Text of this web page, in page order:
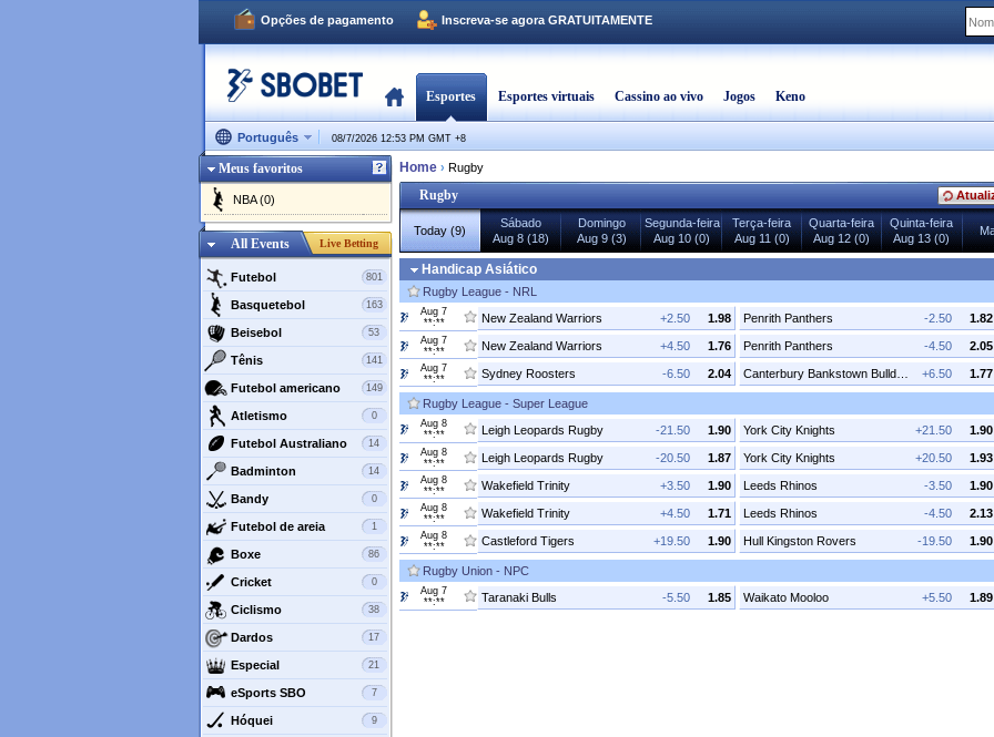
Opções de pagamento Inscreva-se agora GRATUITAMENTE
Esportes Esportes virtuais Cassino ao vivo Jogos Keno
Português 08/7/2026 12:53 PM GMT +8
Meus favoritos
NBA (0)
All Events Live Betting
Futebol 801
Basquetebol 163
Beisebol 53
Tênis 141
Futebol americano 149
Atletismo 0
Futebol Australiano 14
Badminton 14
Bandy 0
Futebol de areia 1
Boxe 86
Cricket 0
Ciclismo 38
Dardos 17
Especial 21
eSports SBO 7
Hóquei 9
Home› Rugby
Rugby
Today (9)
Sábado
Aug 8 (18)
Domingo
Aug 9 (3)
Segunda-feira
Aug 10 (0)
Terça-feira
Aug 11 (0)
Quarta-feira
Aug 12 (0)
Quinta-feira
Aug 13 (0)
Handicap Asiático
Rugby League - NRL
Aug 7
**:**
1.98
+2.50
New Zealand Warriors 1.82
-2.50
Penrith Panthers
Aug 7
**:**
1.76
+4.50
New Zealand Warriors 2.05
-4.50
Penrith Panthers
Aug 7
**:**
2.04
-6.50
Sydney Roosters 1.77
+6.50
Canterbury Bankstown Bulldogs
Rugby League - Super League
Aug 8
**:**
1.90
-21.50
Leigh Leopards Rugby 1.90
+21.50
York City Knights
Aug 8
**:**
1.87
-20.50
Leigh Leopards Rugby 1.93
+20.50
York City Knights
Aug 8
**:**
1.90
+3.50
Wakefield Trinity 1.90
-3.50
Leeds Rhinos
Aug 8
**:**
1.71
+4.50
Wakefield Trinity 2.13
-4.50
Leeds Rhinos
Aug 8
**:**
1.90
+19.50
Castleford Tigers 1.90
-19.50
Hull Kingston Rovers
Rugby Union - NPC
Aug 7
**:**
1.85
-5.50
Taranaki Bulls 1.89
+5.50
Waikato Mooloo